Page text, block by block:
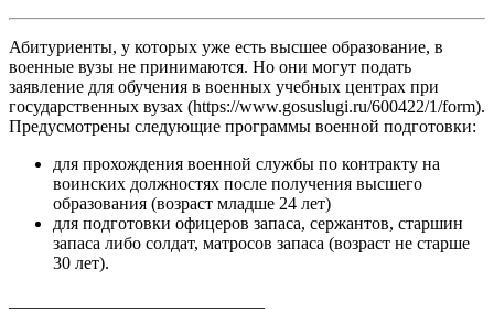
Абитуриенты, у которых уже есть высшее образование, в
военные вузы не принимаются. Но они могут подать
заявление для обучения в военных учебных центрах при
государственных вузах (https://www.gosuslugi.ru/600422/1/form).
Предусмотрены следующие программы военной подготовки:
для прохождения военной службы по контракту на
воинских должностях после получения высшего
образования (возраст младше 24 лет)
для подготовки офицеров запаса, сержантов, старшин
запаса либо солдат, матросов запаса (возраст не старше
30 лет).